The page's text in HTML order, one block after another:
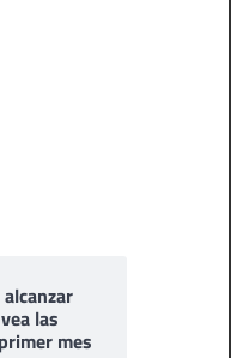
las
mes